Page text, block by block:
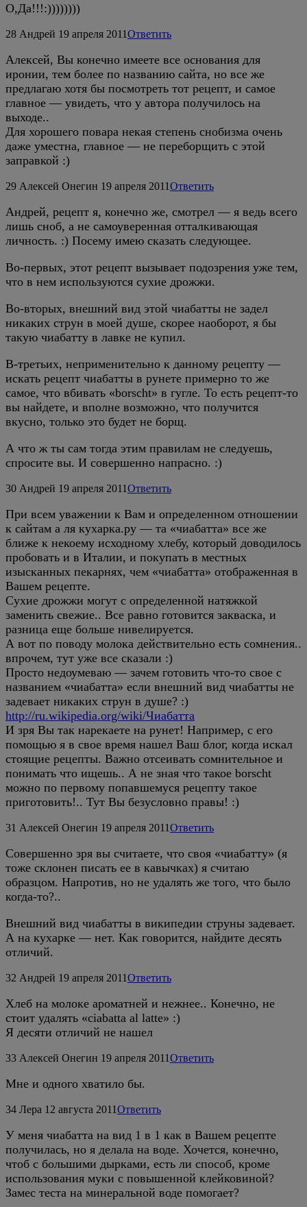
О,Да!!!:))))))))
28 Андрей 19 апреля 2011Ответить
Алексей, Вы конечно имеете все основания для
иронии, тем более по названию сайта, но все же
предлагаю хотя бы посмотреть тот рецепт, и самое
главное — увидеть, что у автора получилось на
выходе..
Для хорошего повара некая степень снобизма очень
даже уместна, главное — не переборщить с этой
заправкой :)
29 Алексей Онегин 19 апреля 2011Ответить
Андрей, рецепт я, конечно же, смотрел — я ведь всего
лишь сноб, а не самоуверенная отталкивающая
личность. :) Посему имею сказать следующее.
Во-первых, этот рецепт вызывает подозрения уже тем,
что в нем используются сухие дрожжи.
Во-вторых, внешний вид этой чиабатты не задел
никаких струн в моей душе, скорее наоборот, я бы
такую чиабатту в лавке не купил.
В-третьих, неприменительно к данному рецепту —
искать рецепт чиабатты в рунете примерно то же
самое, что вбивать «borscht» в гугле. То есть рецепт-то
вы найдете, и вполне возможно, что получится
вкусно, только это будет не борщ.
А что ж ты сам тогда этим правилам не следуешь,
спросите вы. И совершенно напрасно. :)
30 Андрей 19 апреля 2011Ответить
При всем уважении к Вам и определенном отношении
к сайтам а ля кухарка.ру — та «чиабатта» все же
ближе к некоему исходному хлебу, который доводилось
пробовать и в Италии, и покупать в местных
изысканных пекарнях, чем «чиабатта» отображенная в
Вашем рецепте.
Сухие дрожжи могут с определенной натяжкой
заменить свежие.. Все равно готовится закваска, и
разница еще больше нивелируется.
А вот по поводу молока действительно есть сомнения..
впрочем, тут уже все сказали :)
Просто недоумеваю — зачем готовить что-то свое с
названием «чиабатта» если внешний вид чиабатты не
задевает никаких струн в душе? :)
http://ru.wikipedia.org/wiki/Чиабатта
И зря Вы так нарекаете на рунет! Например, с его
помощью я в свое время нашел Ваш блог, когда искал
стоящие рецепты. Важно отсеивать сомнительное и
понимать что ищешь.. А не зная что такое borscht
можно по первому попавшемуся рецепту такое
приготовить!.. Тут Вы безусловно правы! :)
31 Алексей Онегин 19 апреля 2011Ответить
Совершенно зря вы считаете, что своя «чиабатту» (я
тоже склонен писать ее в кавычках) я считаю
образцом. Напротив, но не удалять же того, что было
когда-то?..
Внешний вид чиабатты в википедии струны задевает.
А на кухарке — нет. Как говорится, найдите десять
отличий.
32 Андрей 19 апреля 2011Ответить
Хлеб на молоке ароматней и нежнее.. Конечно, не
стоит удалять «ciabatta al latte» :)
Я десяти отличий не нашел
33 Алексей Онегин 19 апреля 2011Ответить
Мне и одного хватило бы.
34 Лера 12 августа 2011Ответить
У меня чиабатта на вид 1 в 1 как в Вашем рецепте
получилась, но я делала на воде. Хочется, конечно,
чтоб с большими дырками, есть ли способ, кроме
использования муки с повышенной клейковиной?
Замес теста на минеральной воде помогает?